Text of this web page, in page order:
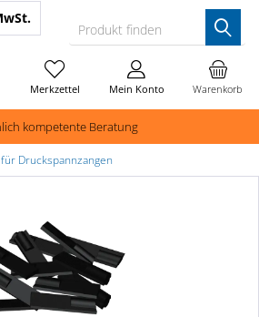
kompetente Beratung
Produkt finden
Warenkorb
Merkzettel Mein Konto
Druckspannzangen